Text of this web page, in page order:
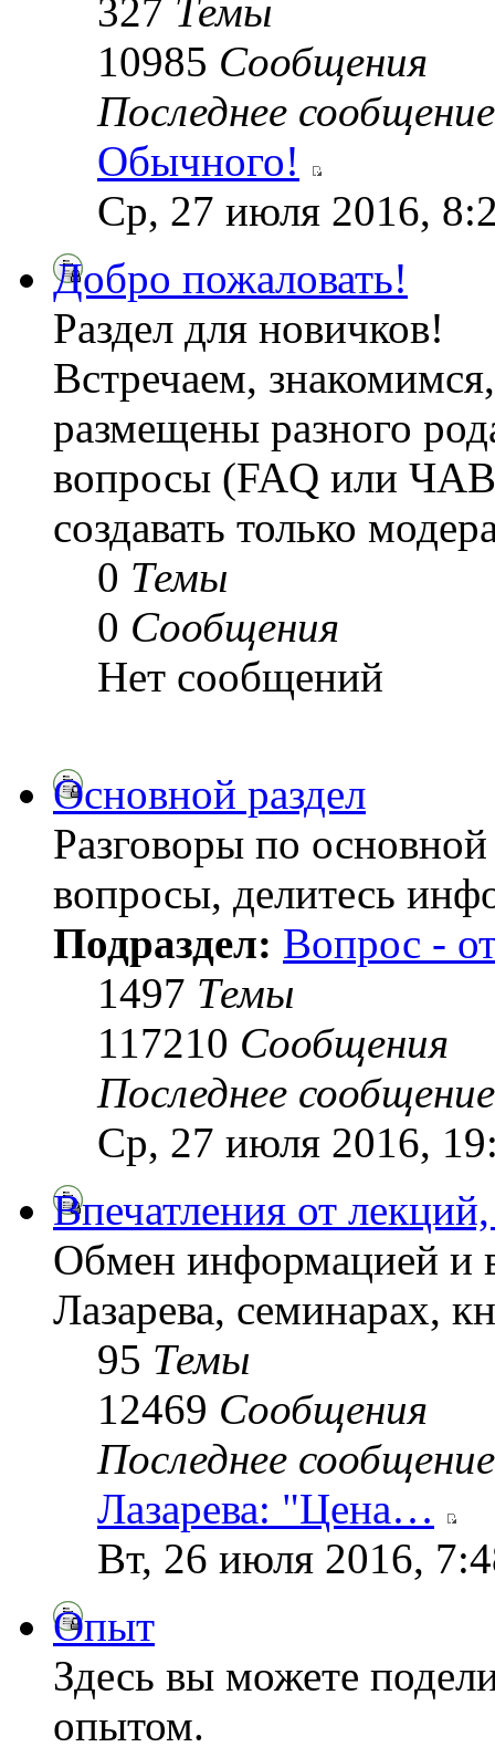
327 Темы
10985 Сообщения
Последнее сообщение
Обычного!
Ср, 27 июля 2016,
Добро пожаловать!
Раздел для новичков!
Встречаем,
размещены разного
вопросы (FAQ или
создавать только
0 Темы
0 Сообщения
Нет сообщений
Основной раздел
Разговоры по
вопросы, делитесь
Подраздел: Вопрос -
1497 Темы
117210 Сообщения
Последнее сообщение
Ср, 27 июля 2016,
Впечатления от
Обмен информацией и
Лазарева, семинарах,
95 Темы
12469 Сообщения
Последнее сообщение
Лазарева: "Цена…
Вт, 26 июля 2016,
Опыт
Здесь вы можете
опытом.